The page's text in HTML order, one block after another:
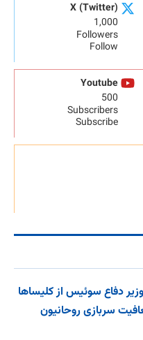
X (Twitter)
1,000
Followers
Follow
Youtube
500
Subscribers
Subscribe
دفاع سوئیس از کلیساها
سربازی روحانیون